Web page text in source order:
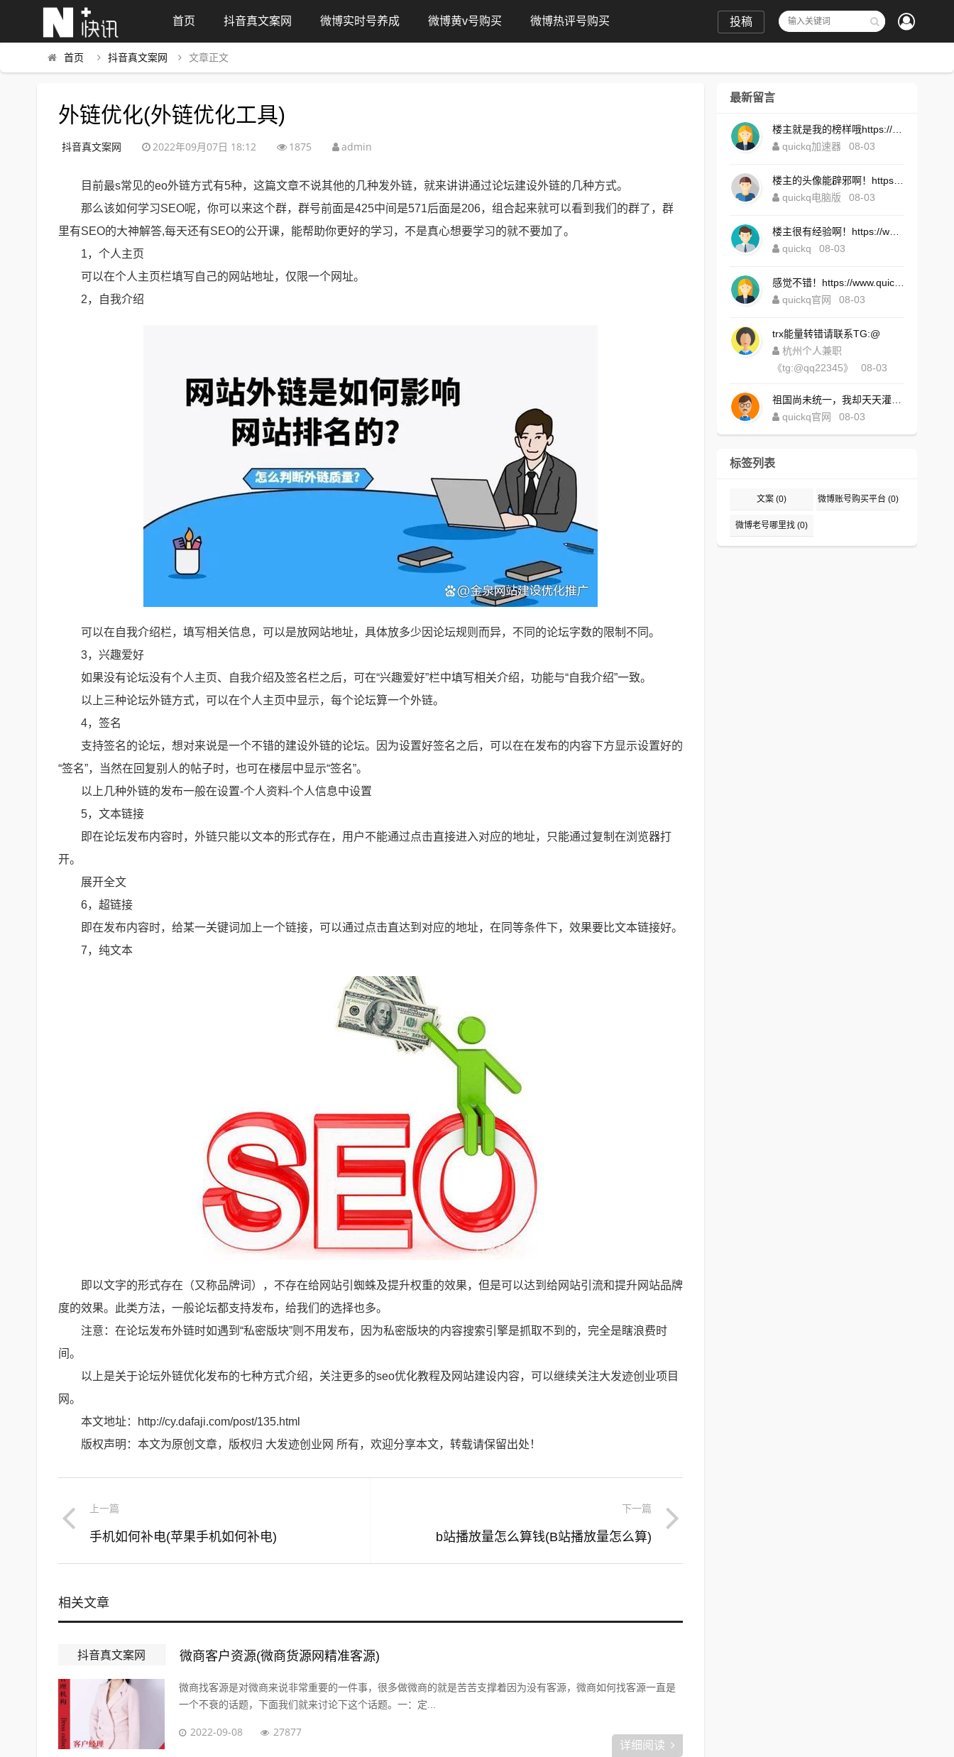
首页 抖音真文案网 微博实时号养成 微博黄v号购买 微博热评号购买 投稿
首页 抖音真文案网 文章正文
外链优化(外链优化工具)
抖音真文案网 2022年09月07日 18:12 1875 admin
目前最s常见的eo外链方式有5种，这篇文章不说其他的几种发外链，就来讲讲通过论坛建设外链的几种方式。
那么该如何学习SEO呢，你可以来这个群，群号前面是425中间是571后面是206，组合起来就可以看到我们的群了，群
里有SEO的大神解答,每天还有SEO的公开课，能帮助你更好的学习，不是真心想要学习的就不要加了。
1，个人主页
可以在个人主页栏填写自己的网站地址，仅限一个网址。
2，自我介绍
可以在自我介绍栏，填写相关信息，可以是放网站地址，具体放多少因论坛规则而异，不同的论坛字数的限制不同。
3，兴趣爱好
如果没有论坛没有个人主页、自我介绍及签名栏之后，可在“兴趣爱好”栏中填写相关介绍，功能与“自我介绍”一致。
以上三种论坛外链方式，可以在个人主页中显示，每个论坛算一个外链。
4，签名
支持签名的论坛，想对来说是一个不错的建设外链的论坛。因为设置好签名之后，可以在在发布的内容下方显示设置好的
“签名”，当然在回复别人的帖子时，也可在楼层中显示“签名”。
以上几种外链的发布一般在设置-个人资料-个人信息中设置
5，文本链接
即在论坛发布内容时，外链只能以文本的形式存在，用户不能通过点击直接进入对应的地址，只能通过复制在浏览器打
开。
展开全文
6，超链接
即在发布内容时，给某一关键词加上一个链接，可以通过点击直达到对应的地址，在同等条件下，效果要比文本链接好。
7，纯文本
即以文字的形式存在（又称品牌词），不存在给网站引蜘蛛及提升权重的效果，但是可以达到给网站引流和提升网站品牌
度的效果。此类方法，一般论坛都支持发布，给我们的选择也多。
注意：在论坛发布外链时如遇到“私密版块”则不用发布，因为私密版块的内容搜索引擎是抓取不到的，完全是瞎浪费时
间。
以上是关于论坛外链优化发布的七种方式介绍，关注更多的seo优化教程及网站建设内容，可以继续关注大发迹创业项目
网。
本文地址：http://cy.dafaji.com/post/135.html
版权声明：本文为原创文章，版权归 大发迹创业网 所有，欢迎分享本文，转载请保留出处！
上一篇
手机如何补电(苹果手机如何补电)
下一篇
b站播放量怎么算钱(B站播放量怎么算)
相关文章
抖音真文案网 微商客户资源(微商货源网精准客源)
微商找客源是对微商来说非常重要的一件事，很多做微商的就是苦苦支撑着因为没有客源，微商如何找客源一直是
一个不衰的话题，下面我们就来讨论下这个话题。一：定...
2022-09-08 27877
详细阅读
最新留言
quickq加速器
08-03
quickq电脑版
08-03
quickq
08-03
quickq官网
08-03
trx能量转错请联系TG:@
杭州个人兼职
《tg:@qq22345》
08-03
quickq官网
08-03
标签列表
文案 (0) 微博账号购买平台 (0)
微博老号哪里找 (0)